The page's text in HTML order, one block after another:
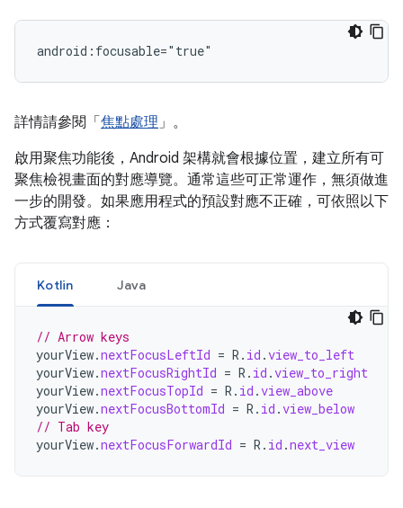
詳情請參閱「 焦點處理」。
啟用聚焦功能後，Android 架構就會根據位置，建立所有可
聚焦檢視畫面的對應導覽。通常這些可正常運作，無須做進
一步的開發。如果應用程式的預設對應不正確，可依照以下
方式覆寫對應：
Kotlin Java
// Arrow keys
yourView.nextFocusLeftId = R . id .view_to_left
yourView.nextFocusRightId = R . id .view_to_right
yourView.nextFocusTopId = R . id .view_above
yourView.nextFocusBottomId = R . id .view_below
// Tab key
yourView.nextFocusForwardId = R . id .next_view